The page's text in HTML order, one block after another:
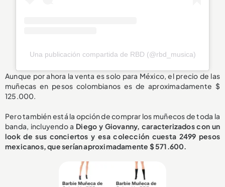
Una publicación compartida de RBD (@rbd_musica)
Aunque por ahora la venta es solo para México, el precio de las
muñecas en pesos colombianos es de aproximadamente $
125.000.
Pero también está la opción de comprar los muñecos de toda la
banda, incluyendo a Diego y Giovanny, caracterizados con un
look de sus conciertos y esa colección cuesta 2499 pesos
mexicanos, que serían aproximadamente $ 571.600.